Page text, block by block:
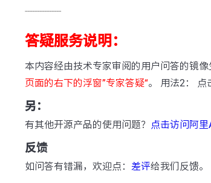
---------------
答疑服务说明：
本内容经由技术专家审阅的用户问答的镜
页面的右下的浮窗”专家答疑“。 用法2： 点
另：
有其他开源产品的使用问题？ 点击访问阿
反馈
如问答有错漏，欢迎点： 差评给我们反馈。